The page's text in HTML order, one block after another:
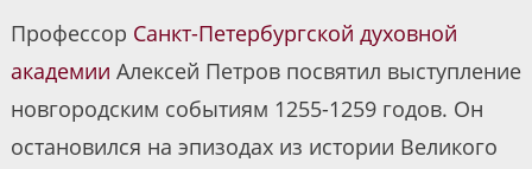
Профессор Санкт-Петербургской духовной
академии Алексей Петров посвятил выступление
новгородским событиям 1255-1259 годов. Он
остановился на эпизодах из истории Великого